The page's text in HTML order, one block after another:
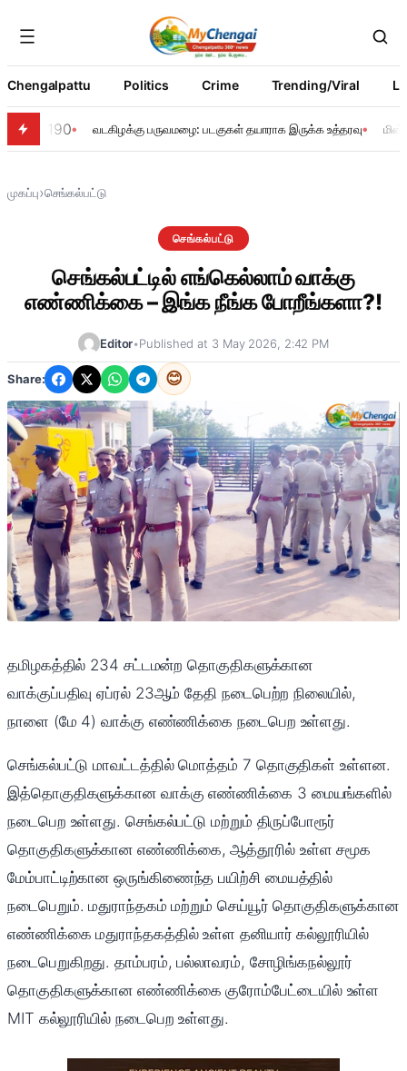
Chengalpattu Politics Crime Trending/Viral
190 வடகிழக்கு பருவமழை: படகுகள் தயாராக இருக்க உத்தரவு
முகப்பு›செங்கல்பட்டு
செங்கல்பட்டு
செங்கல்பட்டில் எங்கெல்லாம் வாக்கு
எண்ணிக்கை – இங்க நீங்க போறீங்களா?!
Editor•Published at 3 May 2026, 2:42 PM
Share: 😊
தமிழகத்தில் 234 சட்டமன்ற தொகுதிகளுக்கான
வாக்குப்பதிவு ஏப்ரல் 23ஆம் தேதி நடைபெற்ற நிலையில்,
நாளை (மே 4) வாக்கு எண்ணிக்கை நடைபெற உள்ளது.
செங்கல்பட்டு மாவட்டத்தில் மொத்தம் 7 தொகுதிகள் உள்ளன.
இத்தொகுதிகளுக்கான வாக்கு எண்ணிக்கை 3 மையங்களில்
நடைபெற உள்ளது. செங்கல்பட்டு மற்றும் திருப்போரூர்
தொகுதிகளுக்கான எண்ணிக்கை, ஆத்தூரில் உள்ள சமூக
மேம்பாட்டிற்கான ஒருங்கிணைந்த பயிற்சி மையத்தில்
நடைபெறும். மதுராந்தகம் மற்றும் செய்யூர் தொகுதிகளுக்கான
எண்ணிக்கை மதுராந்தகத்தில் உள்ள தனியார் கல்லூரியில்
நடைபெறுகிறது. தாம்பரம், பல்லாவரம், சோழிங்கநல்லூர்
தொகுதிகளுக்கான எண்ணிக்கை குரோம்பேட்டையில் உள்ள
MIT கல்லூரியில் நடைபெற உள்ளது.